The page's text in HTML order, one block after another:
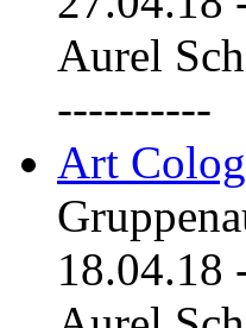
Aurel
----------
Art
18.04.18